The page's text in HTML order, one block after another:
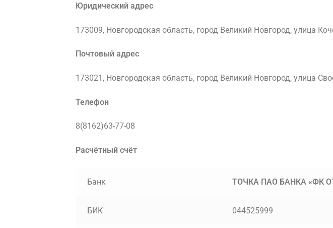
Юридический адрес
173009, Новгородская область, город Великий Новгород, улица
Почтовый адрес
173021, Новгородская область, город Великий Новгород, улица
Телефон
8(8162)63-77-08
Расчётный счёт
Банк ТОЧКА ПАО БАНКА «ФК
БИК 044525999